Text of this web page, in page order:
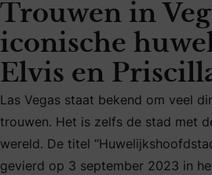
Trouwen in
iconische
Elvis en
Las Vegas staat bekend om veel
Las Vegas staat bekend om veel
trouwen. Het is zelfs de stad met
wereld. De titel
gevierd op 3 september 2023 in